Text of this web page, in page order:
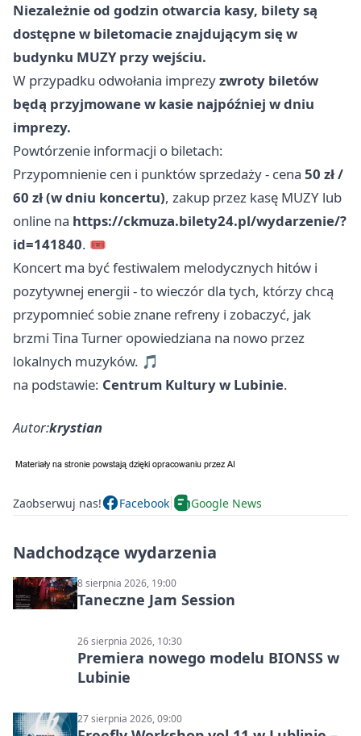
Niezależnie od godzin otwarcia kasy, bilety są
dostępne w biletomacie znajdującym się w
budynku MUZY przy wejściu.
W przypadku odwołania imprezyzwroty biletów
będą przyjmowane w kasie najpóźniej w dniu
imprezy.
Powtórzenie informacji o biletach:
Przypomnienie cen i punktów sprzedaży - cena 50 zł /
60 zł (w dniu koncertu), zakup przez kasę MUZY lub
online na https://ckmuza.bilety24.pl/wydarzenie/?
id=141840. 🎟️
Koncert ma być festiwalem melodycznych hitów i
pozytywnej energii - to wieczór dla tych, którzy chcą
przypomnieć sobie znane refreny i zobaczyć, jak
brzmi Tina Turner opowiedziana na nowo przez
lokalnych muzyków. 🎵
na podstawie: Centrum Kultury w Lubinie.
Autor:krystian
Zaobserwuj nas! Facebook Google News
Nadchodzące wydarzenia
8 sierpnia 2026, 19:00
Taneczne Jam Session
26 sierpnia 2026, 10:30
Premiera nowego modelu BIONSS w
Lubinie
27 sierpnia 2026, 09:00